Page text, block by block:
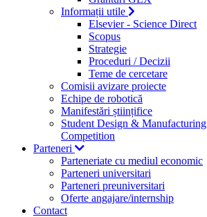
Informații utile
Elsevier - Science Direct
Scopus
Strategie
Proceduri / Decizii
Teme de cercetare
Comisii avizare proiecte
Echipe de robotică
Manifestări științifice
Student Design & Manufacturing
Competition
Parteneri
Parteneriate cu mediul economic
Parteneri universitari
Parteneri preuniversitari
Oferte angajare/internship
Contact